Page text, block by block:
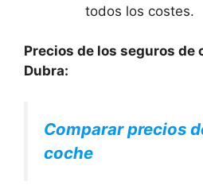
todos los costes.
Precios de los seguros de
Dubra:
Comparar precios
coche